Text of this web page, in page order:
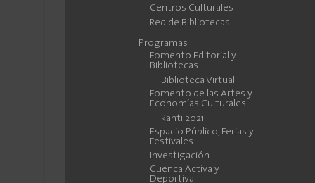
Centros Culturales
Red de Bibliotecas
Programas
Fomento Editorial y
Bibliotecas
Biblioteca Virtual
Fomento de las Artes y
Economías Culturales
Ranti 2021
Espacio Público, Ferias y
Festivales
Investigación
Cuenca Activa y
Deportiva